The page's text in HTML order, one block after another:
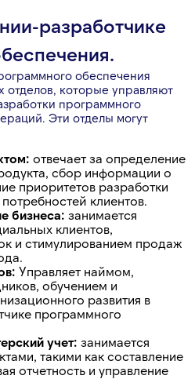
разработчике
обеспечения
отделов, которые управляют
программного
Эти отделы могут
отвечает за определение
сбор информации о
приоритетов разработки
клиентов.
бизнеса: занимается
клиентов,
и стимулированием продаж
Управляет наймом,
обучением и
развития в
программного
учет: занимается
такими как составление
отчетность и управление